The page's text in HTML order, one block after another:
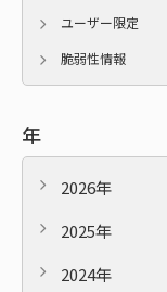
ユーザー限定
脆弱性情報
年
2026年
2025年
2024年